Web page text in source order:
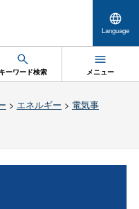
Language
キーワード検索 メニュー
> エネルギー > 電気事